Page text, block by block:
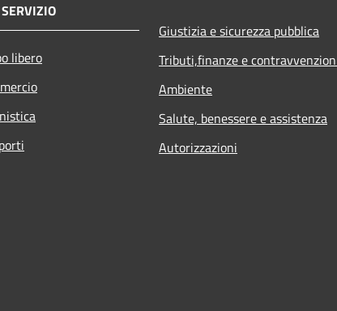
libero
Giustizia e sicurezza pubblica
Tributi,finanze e
Ambiente
Salute, benessere e assistenza
Autorizzazioni